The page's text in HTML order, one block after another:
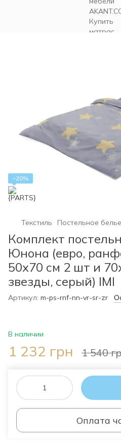
−20%
Текстиль Постельное белье
Комплект
Юнона (евро,
50х70 см 2 шт и
звезды, серый) IMI
Артикул: m-ps-rnf-nn-vr-sr-zr
В наличии
1 232 грн 1 540
Оплата